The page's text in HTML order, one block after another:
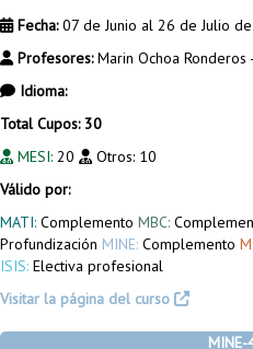
Fecha:07 de Junio al 26 de Julio
Profesores:Marin Ochoa Ronderos
Idioma:
Total Cupos: 30
MESI: 20 Otros: 10
Válido por:
MATI: Complemento MBC:
Profundización MINE: Complemento
ISIS: Electiva profesional
Visitar la página del curso